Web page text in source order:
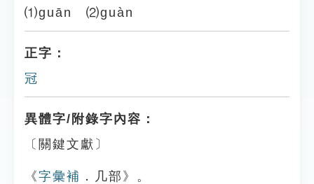
⑴guān ⑵guàn
正字：
冠
異體字/附錄字內容：
〔關鍵文獻〕
《字彙補 ．几部》。